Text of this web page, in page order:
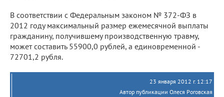
В соответствии с Федеральным законом № 372-ФЗ в
2012 году максимальный размер ежемесячной выплаты
гражданину, получившему производственную травму,
может составить 55900,0 рублей, а единовременной -
72701,2 рубля.
23 января 2012 г. 12:17
Автор публикации Олеся Роговская